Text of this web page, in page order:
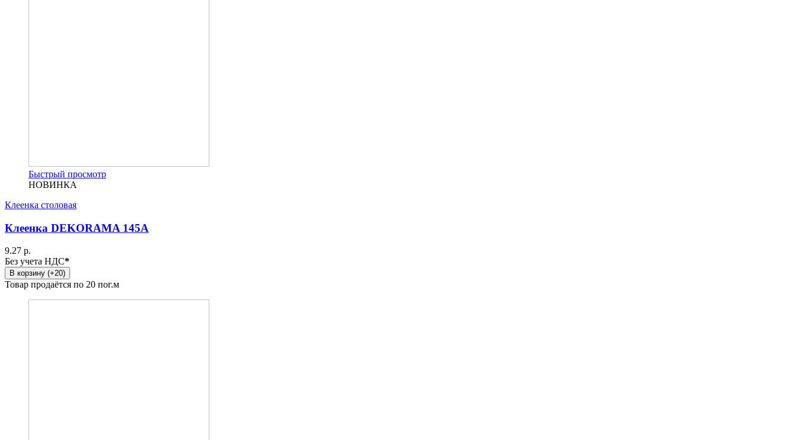
Быстрый просмотр
НОВИНКА
Клеенка столовая
Клеенка DEKORAMA 145A
9.27 р.
Без учета НДС*
В корзину (+20)
Товар продаётся по 20 пог.м